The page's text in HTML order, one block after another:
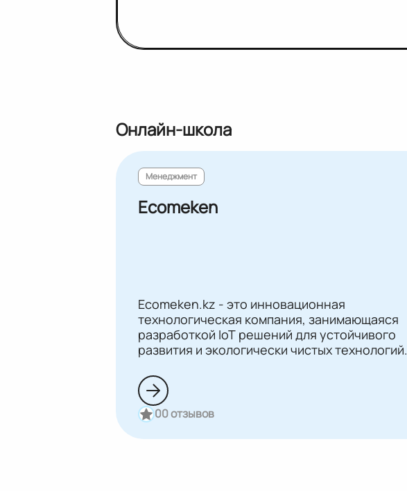
Онлайн-школа
Менеджмент
Еcomeken
Еcomeken.kz - это инновационная
технологическая компания, занимающаяся
разработкой IoT решений для устойчивого
развития и экологически чистых технологий.
00 отзывов